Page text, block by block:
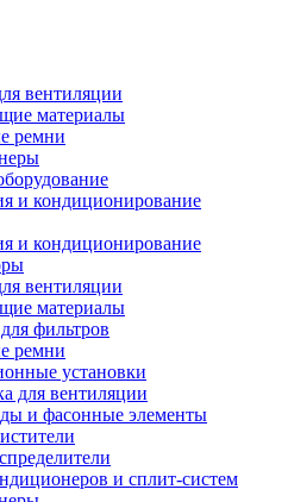
вентиляции
материалы
ремни
и кондиционирование
и кондиционирование
вентиляции
материалы
фильтров
ремни
установки
для вентиляции
и фасонные элементы
и сплит-систем